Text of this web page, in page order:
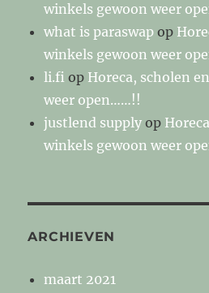
winkels gewoon weer
what is paraswap op
winkels gewoon weer
li.fi op Horeca, scholen
weer open……!!
justlend supply op
winkels gewoon weer
ARCHIEVEN
maart 2021